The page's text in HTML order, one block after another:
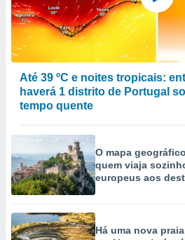
Até 39 ºC e noites tropicais:
haverá 1 distrito de Portugal
tempo quente
O mapa
quem viaja
europeus aos
Há uma nova